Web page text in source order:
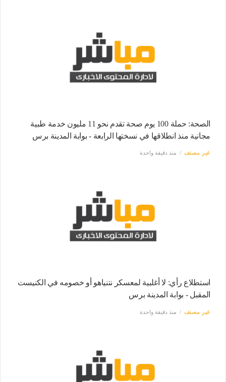
الصحة: حملة 100 يوم صحة تقدم نحو 11 مليون خدمة طبية
مجانية منذ انطلاقها في نسختها الرابعة - بوابة المدينة برس
غير مصنف منذ دقيقة واحدة
استطلاع رأي: لا أغلبية لمعسكر نتنياهو أو خصومه في الكنيست
المقبل - بوابة المدينة برس
غير مصنف منذ دقيقة واحدة